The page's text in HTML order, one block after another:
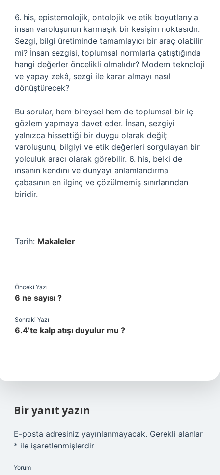
6. his, epistemolojik, ontolojik ve etik boyutlarıyla
insan varoluşunun karmaşık bir kesişim noktasıdır.
Sezgi, bilgi üretiminde tamamlayıcı bir araç olabilir
mi? İnsan sezgisi, toplumsal normlarla çatıştığında
hangi değerler öncelikli olmalıdır? Modern teknoloji
ve yapay zekâ, sezgi ile karar almayı nasıl
dönüştürecek?
Bu sorular, hem bireysel hem de toplumsal bir iç
gözlem yapmaya davet eder. İnsan, sezgiyi
yalnızca hissettiği bir duygu olarak değil;
varoluşunu, bilgiyi ve etik değerleri sorgulayan bir
yolculuk aracı olarak görebilir. 6. his, belki de
insanın kendini ve dünyayı anlamlandırma
çabasının en ilginç ve çözülmemiş sınırlarından
biridir.
Tarih: Makaleler
Önceki Yazı
6 ne sayısı ?
Sonraki Yazı
6.4’te kalp atışı duyulur mu ?
Bir yanıt yazın
E-posta adresiniz yayınlanmayacak. Gerekli alanlar
* ile işaretlenmişlerdir
Yorum